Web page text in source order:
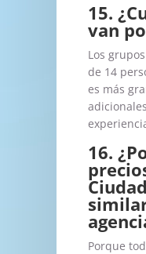
15.
van
Los
de 14
es más
16.
Porque